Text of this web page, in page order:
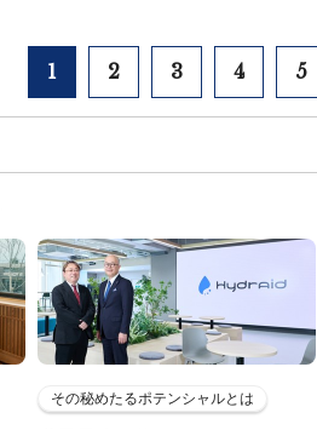
1 2 3 4 5
その秘めたるポテンシャルとは